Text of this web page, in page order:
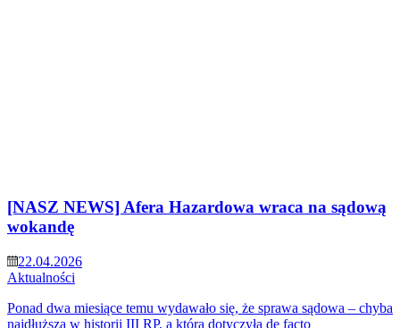
[NASZ NEWS] Afera Hazardowa wraca na sądową
wokandę
22.04.2026
Aktualności
Ponad dwa miesiące temu wydawało się, że sprawa sądowa – chyba
najdłuższa w historii III RP, a która dotyczyła de facto